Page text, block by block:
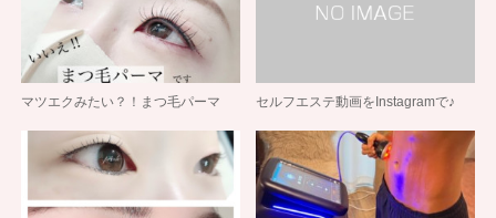
マツエクみたい？！まつ毛パーマ セルフエステ動画をInstagramで♪